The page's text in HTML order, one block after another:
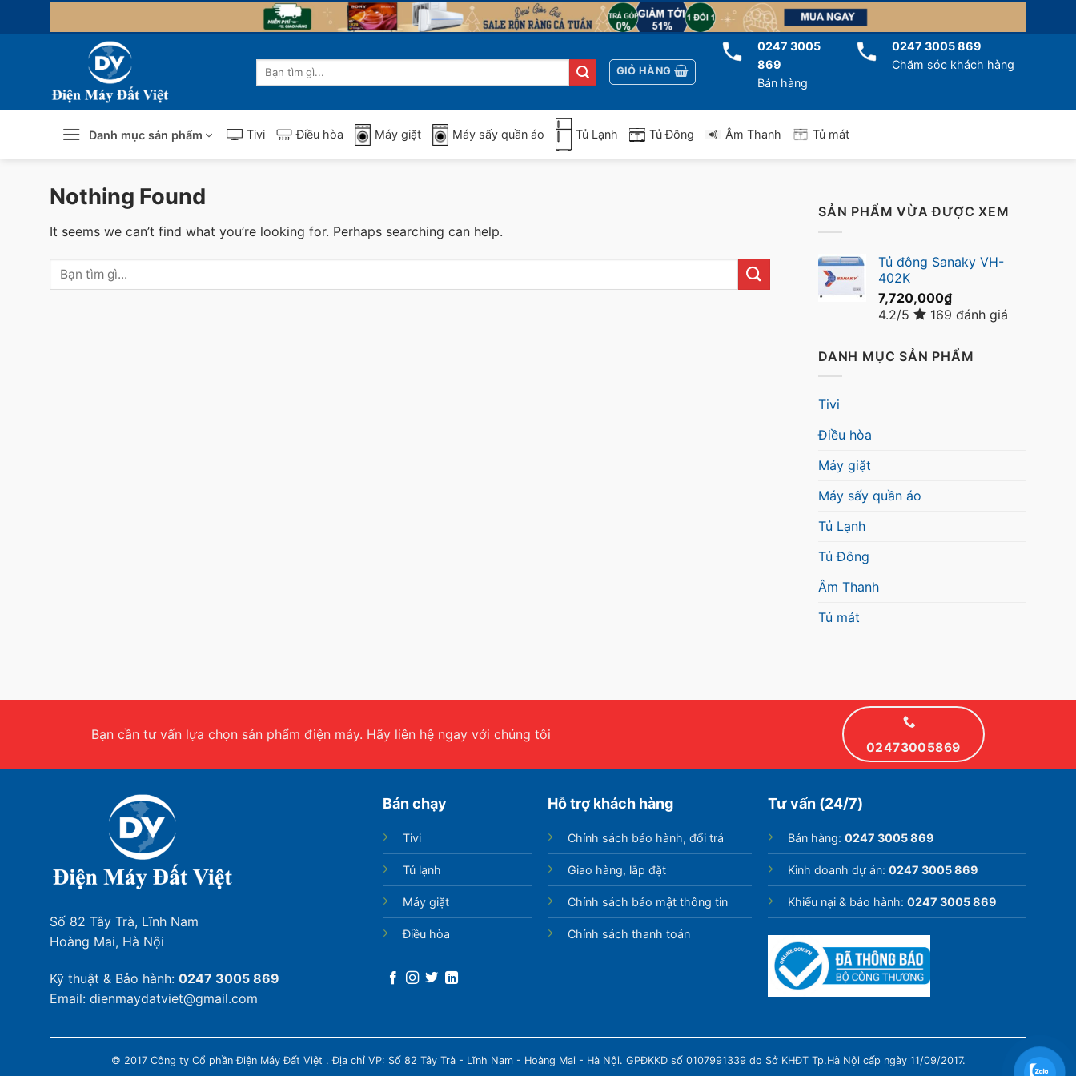
Tìm
kiếm:
GIỎ HÀNG
0247 3005
869
Bán hàng
0247 3005 869
Chăm sóc khách hàng
Danh mục sản phẩm Tivi Điều hòa Máy giặt Máy sấy quần áo Tủ Lạnh Tủ Đông Âm Thanh Tủ mát
Nothing Found
It seems we can’t find what you’re looking for. Perhaps searching can help.
SẢN PHẨM VỪA ĐƯỢC XEM
Tủ đông Sanaky VH-
402K
7,720,000₫
4.2/5
169 đánh giá
DANH MỤC SẢN PHẨM
Tivi
Điều hòa
Máy giặt
Máy sấy quần áo
Tủ Lạnh
Tủ Đông
Âm Thanh
Tủ mát
Bạn cần tư vấn lựa chọn sản phẩm điện máy. Hãy liên hệ ngay với chúng tôi
02473005869
Số 82 Tây Trà, Lĩnh Nam
Hoàng Mai, Hà Nội
Kỹ thuật & Bảo hành: 0247 3005 869
Email: dienmaydatviet@gmail.com
Bán chạy
Tivi
Tủ lạnh
Máy giặt
Điều hòa
Hỗ trợ khách hàng
Chính sách bảo hành, đổi trả
Giao hàng, lắp đặt
Chính sách bảo mật thông tin
Chính sách thanh toán
Tư vấn (24/7)
Bán hàng: 0247 3005 869
Kinh doanh dự án: 0247 3005 869
Khiếu nại & bảo hành: 0247 3005 869
© 2017 Công ty Cổ phần Điện Máy Đất Việt . Địa chỉ VP: Số 82 Tây Trà - Lĩnh Nam - Hoàng Mai - Hà Nội. GPĐKKD số 0107991339 do Sở KHĐT Tp.Hà Nội cấp ngày 11/09/2017.